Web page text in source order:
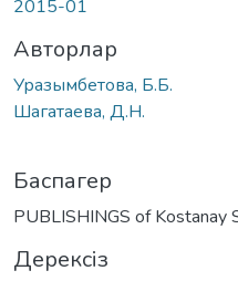
2015-01
Авторлар
Уразымбетова, Б.Б.
Шагатаева, Д.Н.
Баспагер
PUBLISHINGS of
Дерексіз